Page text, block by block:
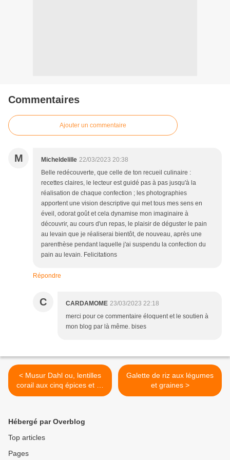
Commentaires
Ajouter un commentaire
M Micheldelille 22/03/2023 20:38
Belle redécouverte, que celle de ton recueil culinaire :
recettes claires, le lecteur est guidé pas à pas jusqu'à la
réalisation de chaque confection ; les photographies
apportent une vision descriptive qui met tous mes sens en
éveil, odorat goût et cela dynamise mon imaginaire à
découvrir, au cours d'un repas, le plaisir de déguster le pain
au levain que je réaliserai bientôt, de nouveau, après une
parenthèse pendant laquelle j'ai suspendu la confection du
pain au levain. Felicitations
Répondre
C CARDAMOME 23/03/2023 22:18
merci pour ce commentaire éloquent et le soutien à
mon blog par là même. bises
< Musur Dahl ou, lentilles
corail aux cinq épices et riz
Vandavam (cuisine
Galette de riz aux légumes
et graines >
Hébergé par Overblog
Top articles
Pages